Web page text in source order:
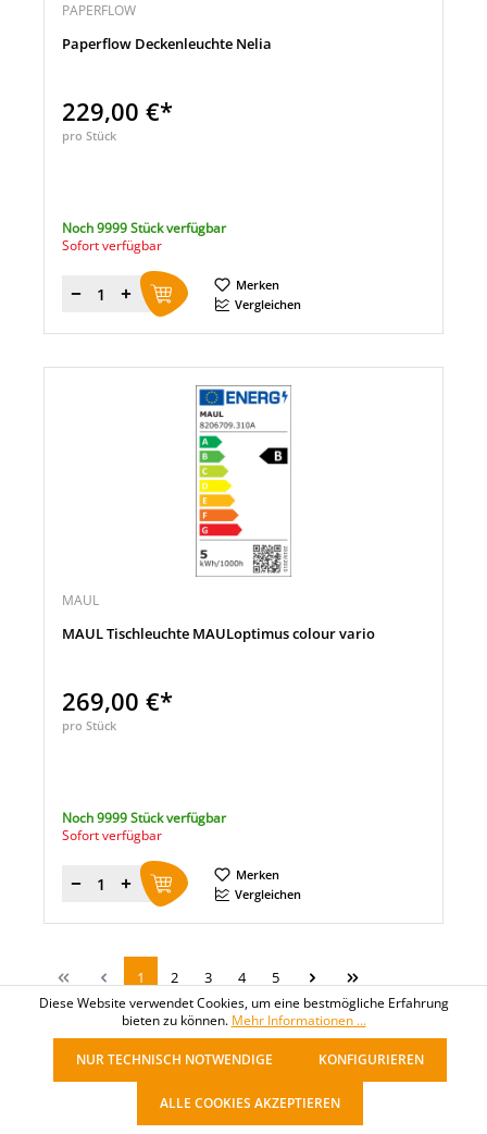
PAPERFLOW
Paperflow Deckenleuchte Nelia
229,00 €*
pro Stück
Noch 9999 Stück verfügbar
Sofort verfügbar
Menge
Merken
Vergleichen
MAUL
MAUL Tischleuchte MAULoptimus colour vario
269,00 €*
pro Stück
Noch 9999 Stück verfügbar
Sofort verfügbar
Menge
Merken
Vergleichen
1 2 3 4 5
Diese Website verwendet Cookies, um eine bestmögliche Erfahrung
bieten zu können. Mehr Informationen ...
NUR TECHNISCH NOTWENDIGE KONFIGURIEREN
ALLE COOKIES AKZEPTIEREN